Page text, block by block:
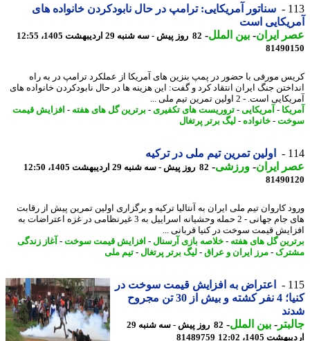
سناتور آمریکایی: ترامپ در حال نابودکردن خانواده های
است
ایران- بین الملل-82 روز پیش - سه شنبه 29 اردیبهشت 1405، 12:55
مورفی با حضور در پمپ بنزین های آمریکا از عملکرد ترامپ در به راه
جنگ ایران انتقاد کرد و گفت: این هزینه ها در حال نابودکردن خانواده های
است. - 2 اولین تمرین تیم ملی ...
- آمریکایی-تروریست های تکفیری- برترین گل های هفته-افزایش قیمت
-خانواده- لیگ برتر پرتغال
اولین تمرین تیم ملی در ترکیه
ایران- ورزشی-82 روز پیش - سه شنبه 29 اردیبهشت 1405، 12:50
کاروان تیم ملی ایران به آنتالیا ترکیه و برگزاری اولین تمرین پیش از رقابت
های جام جهانی - 2 حمله وحشیانه اسراییل به 3 غیرنظامی در غزه اعتراضات به
قیمت سوخت در کنیا قربانی ...
گل های هفته-خلاصه بازی آرسنال-افزایش قیمت سوخت-آغاز زندگی
- مرز ایران و عراق- لیگ برتر پرتغال -تیم ملی
اعتراض به افزایش قیمت سوخت در
کنیا؛ 4 نفر کشته و بیش از 30 تن مجروح
-بین الملل-
82 روز پیش - سه شنبه 29
1405، 12:02
81489759